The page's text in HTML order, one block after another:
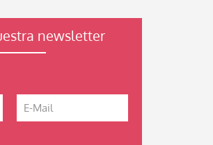
newsletter